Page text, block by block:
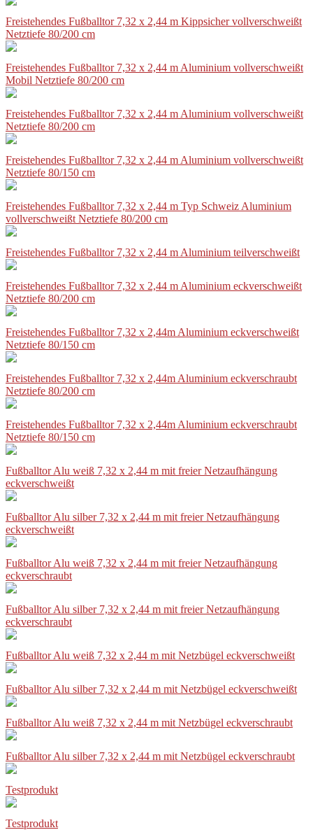
Freistehendes Fußballtor 7,32 x 2,44 m Kippsicher vollverschweißt
Netztiefe 80/200 cm
Freistehendes Fußballtor 7,32 x 2,44 m Aluminium vollverschweißt
Mobil Netztiefe 80/200 cm
Freistehendes Fußballtor 7,32 x 2,44 m Aluminium vollverschweißt
Netztiefe 80/200 cm
Freistehendes Fußballtor 7,32 x 2,44 m Aluminium vollverschweißt
Netztiefe 80/150 cm
Freistehendes Fußballtor 7,32 x 2,44 m Typ Schweiz Aluminium
vollverschweißt Netztiefe 80/200 cm
Freistehendes Fußballtor 7,32 x 2,44 m Aluminium teilverschweißt
Freistehendes Fußballtor 7,32 x 2,44 m Aluminium eckverschweißt
Netztiefe 80/200 cm
Freistehendes Fußballtor 7,32 x 2,44m Aluminium eckverschweißt
Netztiefe 80/150 cm
Freistehendes Fußballtor 7,32 x 2,44m Aluminium eckverschraubt
Netztiefe 80/200 cm
Freistehendes Fußballtor 7,32 x 2,44m Aluminium eckverschraubt
Netztiefe 80/150 cm
Fußballtor Alu weiß 7,32 x 2,44 m mit freier Netzaufhängung
eckverschweißt
Fußballtor Alu silber 7,32 x 2,44 m mit freier Netzaufhängung
eckverschweißt
Fußballtor Alu weiß 7,32 x 2,44 m mit freier Netzaufhängung
eckverschraubt
Fußballtor Alu silber 7,32 x 2,44 m mit freier Netzaufhängung
eckverschraubt
Fußballtor Alu weiß 7,32 x 2,44 m mit Netzbügel eckverschweißt
Fußballtor Alu silber 7,32 x 2,44 m mit Netzbügel eckverschweißt
Fußballtor Alu weiß 7,32 x 2,44 m mit Netzbügel eckverschraubt
Fußballtor Alu silber 7,32 x 2,44 m mit Netzbügel eckverschraubt
Testprodukt
Testprodukt